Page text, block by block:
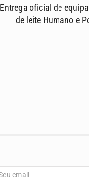
Entrega oficial de
de leite Humano e